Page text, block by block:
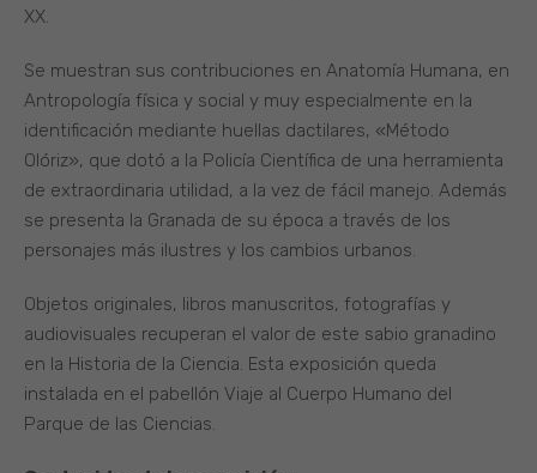
XX.
Se muestran sus contribuciones en Anatomía Humana, en
Antropología física y social y muy especialmente en la
identificación mediante huellas dactilares, «Método
Olóriz», que dotó a la Policía Científica de una herramienta
de extraordinaria utilidad, a la vez de fácil manejo. Además
se presenta la Granada de su época a través de los
personajes más ilustres y los cambios urbanos.
Objetos originales, libros manuscritos, fotografías y
audiovisuales recuperan el valor de este sabio granadino
en la Historia de la Ciencia. Esta exposición queda
instalada en el pabellón Viaje al Cuerpo Humano del
Parque de las Ciencias.